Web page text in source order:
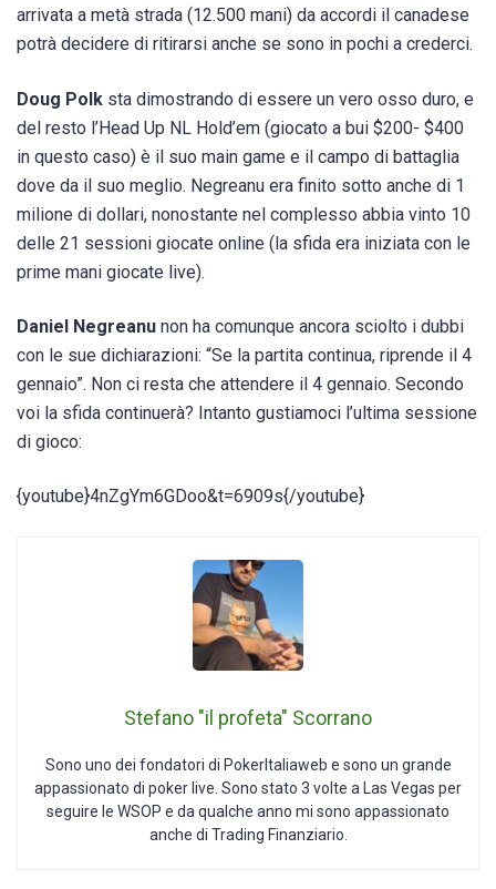
arrivata a metà strada (12.500 mani) da accordi il canadese
potrà decidere di ritirarsi anche se sono in pochi a crederci.
Doug Polk sta dimostrando di essere un vero osso duro, e
del resto l’Head Up NL Hold’em (giocato a bui $200- $400
in questo caso) è il suo main game e il campo di battaglia
dove da il suo meglio. Negreanu era finito sotto anche di 1
milione di dollari, nonostante nel complesso abbia vinto 10
delle 21 sessioni giocate online (la sfida era iniziata con le
prime mani giocate live).
Daniel Negreanu non ha comunque ancora sciolto i dubbi
con le sue dichiarazioni: “Se la partita continua, riprende il 4
gennaio”. Non ci resta che attendere il 4 gennaio. Secondo
voi la sfida continuerà? Intanto gustiamoci l’ultima sessione
di gioco:
{youtube}4nZgYm6GDoo&t=6909s{/youtube}
Stefano "il profeta" Scorrano
Sono uno dei fondatori di PokerItaliaweb e sono un grande
appassionato di poker live. Sono stato 3 volte a Las Vegas per
seguire le WSOP e da qualche anno mi sono appassionato
anche di Trading Finanziario.